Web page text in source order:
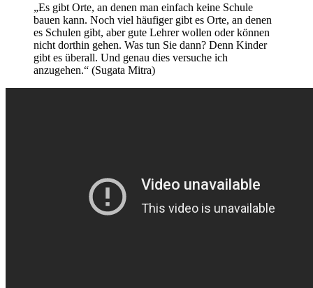
„Es gibt Orte, an denen man einfach keine Schule
bauen kann. Noch viel häufiger gibt es Orte, an denen
es Schulen gibt, aber gute Lehrer wollen oder können
nicht dorthin gehen. Was tun Sie dann? Denn Kinder
gibt es überall. Und genau dies versuche ich
anzugehen.“ (Sugata Mitra)